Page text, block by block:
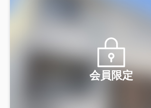
会員限定